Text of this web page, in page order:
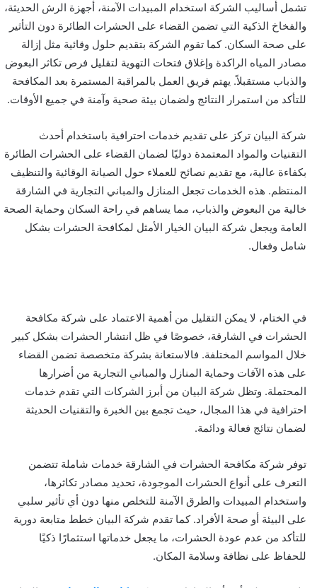
تشمل أساليب الشركة استخدام المبيدات الآمنة، أجهزة الرش الحديثة،
والفخاخ الذكية التي تضمن القضاء على الحشرات الطائرة دون التأثير
على صحة السكان. كما تقوم الشركة بتقديم حلول وقائية مثل إزالة
مصادر المياه الراكدة وإغلاق فتحات التهوية لتقليل فرص تكاثر البعوض
والذباب مستقبلاً. يهتم فريق العمل بالمراقبة المستمرة بعد المكافحة
للتأكد من استمرار النتائج ولضمان بيئة صحية وآمنة في جميع الأوقات.
شركة البيان تركز على تقديم خدمات احترافية باستخدام أحدث
التقنيات والمواد المعتمدة دوليًا لضمان القضاء على الحشرات الطائرة
بكفاءة عالية، مع تقديم نصائح للعملاء حول الصيانة الوقائية والتنظيف
المنتظم. هذه الخدمات تجعل المنازل والمباني التجارية في الشارقة
خالية من البعوض والذباب، مما يساهم في راحة السكان وحماية الصحة
العامة ويجعل شركة البيان الخيار الأمثل لمكافحة الحشرات بشكل
شامل وفعال.
في الختام، لا يمكن التقليل من أهمية الاعتماد على شركة مكافحة
الحشرات في الشارقة، خصوصًا في ظل انتشار الحشرات بشكل كبير
خلال المواسم المختلفة. فالاستعانة بشركة متخصصة تضمن القضاء
على هذه الآفات وحماية المنازل والمباني التجارية من أضرارها
المحتملة. وتظل شركة البيان من أبرز الشركات التي تقدم خدمات
احترافية في هذا المجال، حيث تجمع بين الخبرة والتقنيات الحديثة
لضمان نتائج فعالة ودائمة.
توفر شركة مكافحة الحشرات في الشارقة خدمات شاملة تتضمن
التعرف على أنواع الحشرات الموجودة، تحديد مصادر تكاثرها،
واستخدام المبيدات والطرق الآمنة للتخلص منها دون أي تأثير سلبي
على البيئة أو صحة الأفراد. كما تقدم شركة البيان خطط متابعة دورية
للتأكد من عدم عودة الحشرات، ما يجعل خدماتها استثمارًا ذكيًا
للحفاظ على نظافة وسلامة المكان.